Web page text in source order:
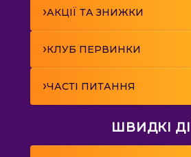
›АКЦІЇ ТА ЗНИЖКИ
›КЛУБ ПЕРВИНКИ
›ЧАСТІ ПИТАННЯ
ШВИДКІ